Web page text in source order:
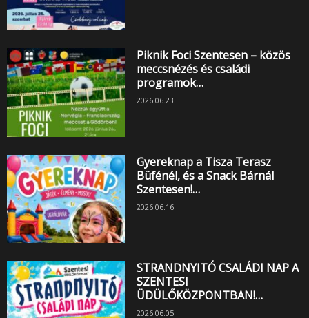
Piknik Foci Szentesen – közös
meccsnézés és családi
programok…
2026.06.23.
Gyereknap a Tisza Terasz
Büfénél, és a Snack Bárnál
Szentesen!…
2026.06.16.
STRANDNYITÓ CSALÁDI NAP A
SZENTESI
ÜDÜLŐKÖZPONTBAN!…
2026.06.05.